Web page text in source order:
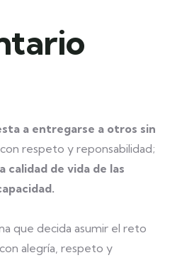
a entregarse a otros sin
respeto y reponsabilidad;
calidad de vida de las
que decida asumir el reto
alegría, respeto y